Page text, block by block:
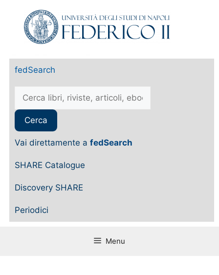
fedSearch
Vai direttamente a fedSearch
SHARE Catalogue
Discovery SHARE
Periodici
Menu